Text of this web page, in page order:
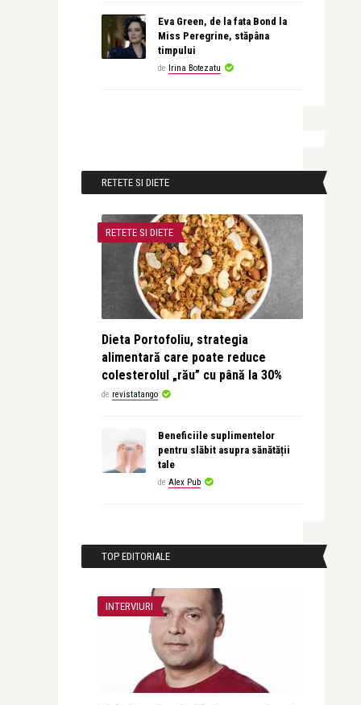
Eva Green, de la fata Bond la
Miss Peregrine, stăpâna
timpului
de Irina Botezatu
RETETE SI DIETE
RETETE SI DIETE
Dieta Portofoliu, strategia
alimentară care poate reduce
colesterolul „rău” cu până la 30%
de revistatango
Beneficiile suplimentelor
pentru slăbit asupra sănătății
tale
de Alex Pub
TOP EDITORIALE
INTERVIURI